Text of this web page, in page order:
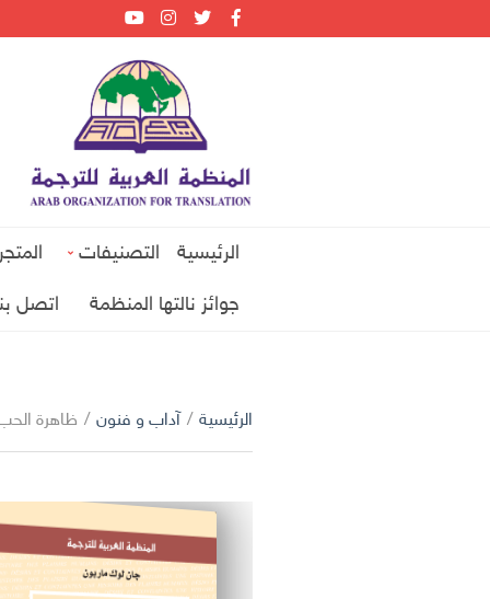
الرئيسية التصنيفات المتجر
جوائز نالتها المنظمة اتصل
الرئيسية / آداب و فنون / ظاهرة